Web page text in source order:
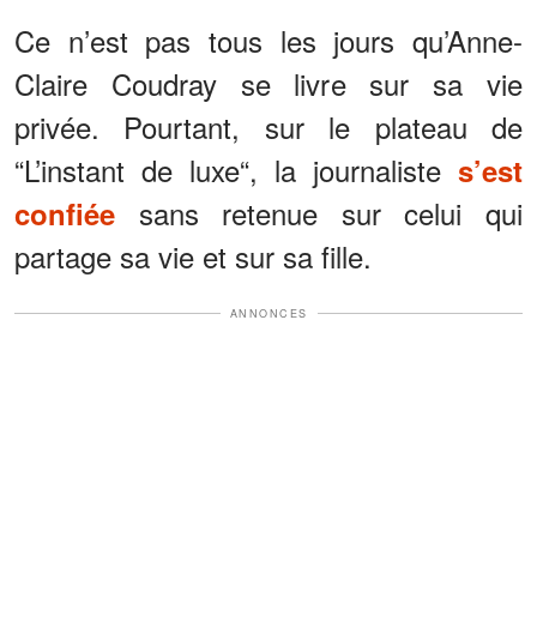
Ce n’est pas tous les jours qu’Anne-
Claire Coudray se livre sur sa vie
privée. Pourtant, sur le plateau de
“L’instant de luxe“, la journaliste s’est
confiée sans retenue sur celui qui
partage sa vie et sur sa fille.
ANNONCES